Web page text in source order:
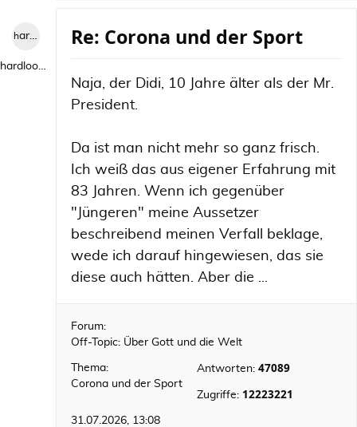
hardlooper
hardlooper
Re: Corona und der Sport
Naja, der Didi, 10 Jahre älter als der Mr.
President.
Da ist man nicht mehr so ganz frisch.
Ich weiß das aus eigener Erfahrung mit
83 Jahren. Wenn ich gegenüber
"Jüngeren" meine Aussetzer
beschreibend meinen Verfall beklage,
wede ich darauf hingewiesen, das sie
diese auch hätten. Aber die ...
Forum:
Off-Topic: Über Gott und die Welt
Thema:
Corona und der Sport
Antworten: 47089
Zugriffe: 12223221
31.07.2026, 13:08